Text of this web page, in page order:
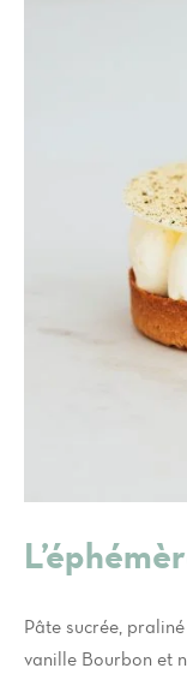
Pâte sucrée,
vanille Bourbon et